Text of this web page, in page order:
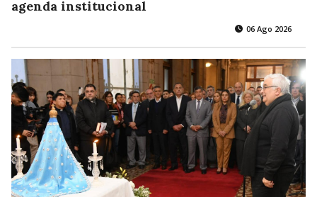
agenda institucional
06 Ago 2026